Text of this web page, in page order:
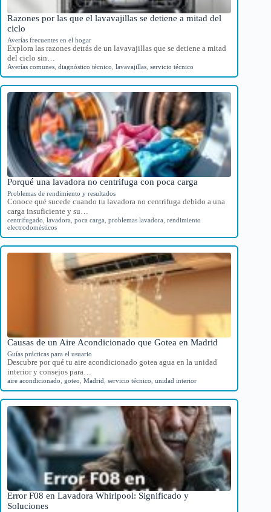
Razones por las que el lavavajillas se detiene a mitad del
ciclo
Averías frecuentes en el hogar
Explora las razones detrás de un lavavajillas que se detiene a mitad
del ciclo sin…
Averías comunes diagnóstico técnico lavavajillas servicio técnico
Porqué una lavadora no centrifuga con poca carga
Problemas de rendimiento y resultados
Conoce qué sucede cuando tu lavadora no centrifuga debido a una
carga insuficiente y su…
centrifugado lavadora poca carga problemas lavadora rendimiento
electrodomésticos
Causas de un Aire Acondicionado que Gotea en Madrid
Guías prácticas para el usuario
Descubre por qué tu aire acondicionado gotea agua en la unidad
interior y consejos para…
aire acondicionado goteo Madrid servicio técnico unidad interior
Error F08 en Lavadora Whirlpool: Significado y
Soluciones